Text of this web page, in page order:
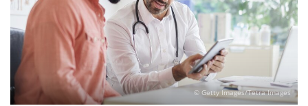
© Getty Images/Tetra Images